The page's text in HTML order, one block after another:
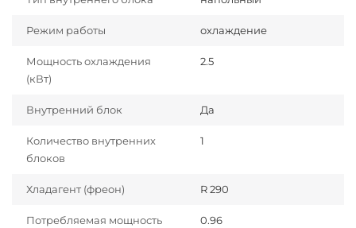
Режим работы охлаждение
Мощность охлаждения
(кВт)
2.5
Внутренний блок Да
Количество внутренних
блоков
1
Хладагент (фреон) R 290
Потребляемая мощность
0.96